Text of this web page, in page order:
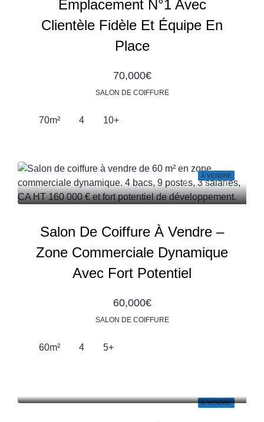
Emplacement N°1 Avec
Clientèle Fidèle Et Équipe En
Place
70,000€
SALON DE COIFFURE
70m² 4 10+
À VENDRE
Salon De Coiffure À Vendre –
Zone Commerciale Dynamique
Avec Fort Potentiel
60,000€
SALON DE COIFFURE
60m² 4 5+
À VENDRE